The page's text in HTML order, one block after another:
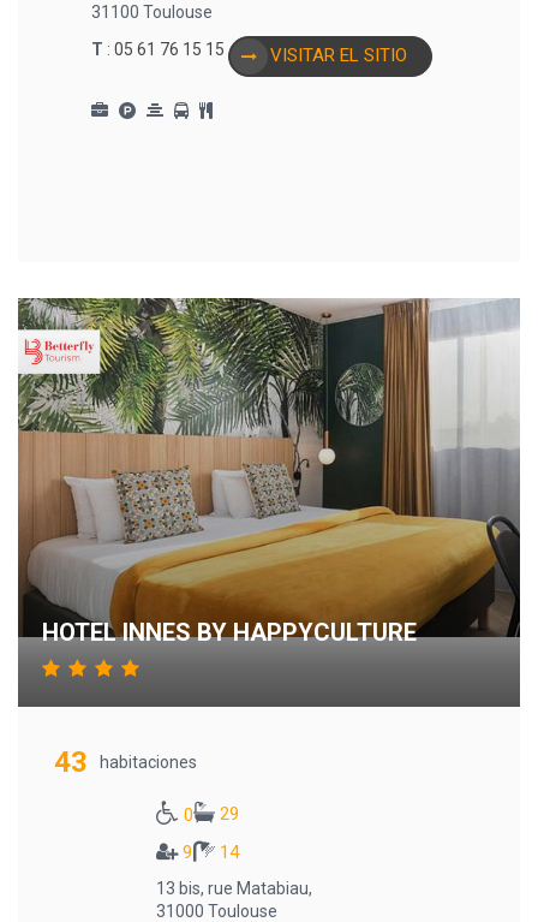
31100 Toulouse
T : 05 61 76 15 15 VISITAR EL SITIO
HOTEL INNES BY HAPPYCULTURE
43 habitaciones
0
29
9
14
13 bis, rue Matabiau,
31000 Toulouse